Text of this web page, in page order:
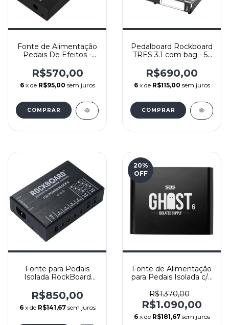
Fonte de Alimentação
Pedais De Efeitos -
Rockboard
R$570,00
6 x de R$95,00 sem juros
Pedalboard Rockboard
TRES 3.1 com bag - 51
R$690,00
6 x de R$115,00 sem juros
Fonte para Pedais
Isolada RockBoard
IEC
R$850,00
6 x de R$141,67 sem juros
20%
OFF
Fonte de Alimentação
para Pedais Isolada c/6
Santo Angelo
R$1.370,00
R$1.090,00
6 x de R$181,67 sem juros